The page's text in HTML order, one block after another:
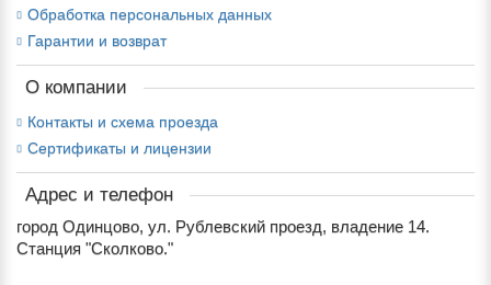
Обработка персональных данных
Гарантии и возврат
О компании
Контакты и схема проезда
Сертификаты и лицензии
Адрес и телефон
город Одинцово, ул. Рублевский проезд, владение 14.
Станция "Сколково."